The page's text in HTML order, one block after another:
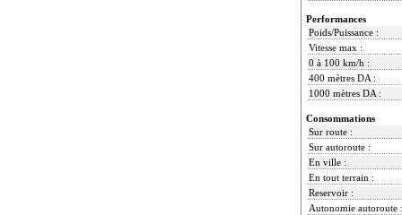
Performances
Poids/Puissance :
Vitesse max :
0 à 100 km/h :
400 mètres DA :
1000 mètres DA :
Consommations
Sur route :
Sur autoroute :
En ville :
En tout terrain :
Reservoir :
Autonomie autoroute :